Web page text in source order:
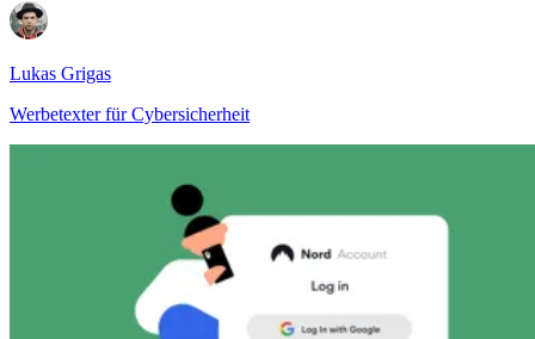
Lukas Grigas
Werbetexter für Cybersicherheit